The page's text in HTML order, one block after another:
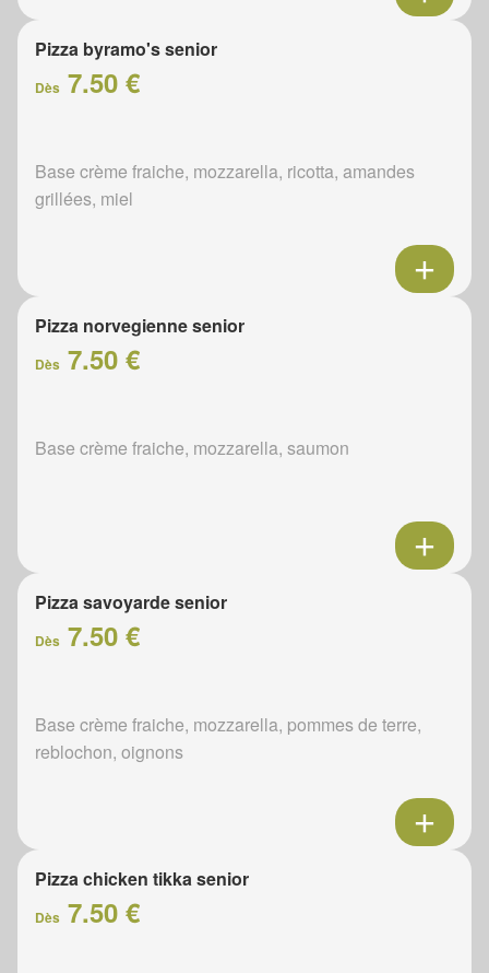
Pizza byramo's senior
Dès 7.50 €
Base crème fraiche, mozzarella, ricotta, amandes
grillées, miel
Pizza norvegienne senior
Dès 7.50 €
Base crème fraiche, mozzarella, saumon
Pizza savoyarde senior
Dès 7.50 €
Base crème fraiche, mozzarella, pommes de terre,
reblochon, oignons
Pizza chicken tikka senior
Dès 7.50 €